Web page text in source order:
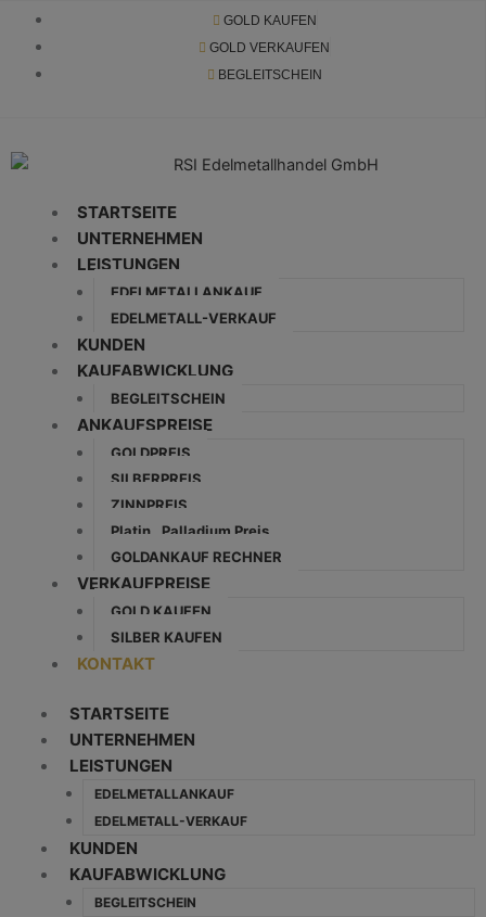
GOLD KAUFEN
GOLD VERKAUFEN
BEGLEITSCHEIN
STARTSEITE
UNTERNEHMEN
LEISTUNGEN
EDELMETALLANKAUF
EDELMETALL-VERKAUF
KUNDEN
KAUFABWICKLUNG
BEGLEITSCHEIN
ANKAUFSPREISE
GOLDPREIS
SILBERPREIS
ZINNPREIS
Platin , Palladium Preis
GOLDANKAUF RECHNER
VERKAUFPREISE
GOLD KAUFEN
SILBER KAUFEN
KONTAKT
STARTSEITE
UNTERNEHMEN
LEISTUNGEN
EDELMETALLANKAUF
EDELMETALL-VERKAUF
KUNDEN
KAUFABWICKLUNG
BEGLEITSCHEIN